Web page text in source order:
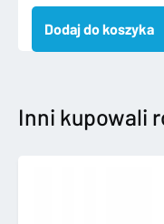
RS7
2
2018-
GRILL
Dodaj do koszyka
Inni kupowali